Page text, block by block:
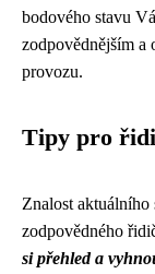
bodového stavu
zodpovědnějším a
provozu.
Tipy pro
Znalost
zodpovědného
si přehled a